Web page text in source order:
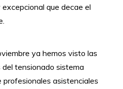
que decae el
ya hemos visto las
tensionado sistema
profesionales asistenciales